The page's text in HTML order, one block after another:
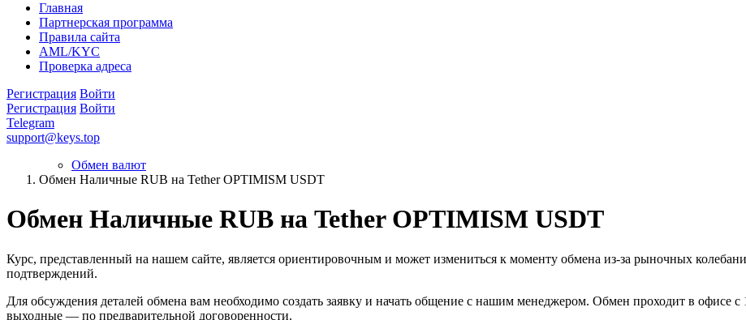
Главная
Партнерская программа
Правила сайта
AML/KYC
Проверка адреса
Регистрация Войти
Регистрация Войти
Telegram
support@keys.top
Обмен валют
Обмен Наличные RUB на Tether OPTIMISM USDT
Обмен Наличные RUB на Tether OPTIMISM USDT
Курс, представленный на нашем сайте, является ориентировочным и может измениться к моменту обмена из-за рыночных
подтверждений.
Для обсуждения деталей обмена вам необходимо создать заявку и начать общение с нашим менеджером. Обмен проходит в офисе
выходные — по предварительной договоренности.